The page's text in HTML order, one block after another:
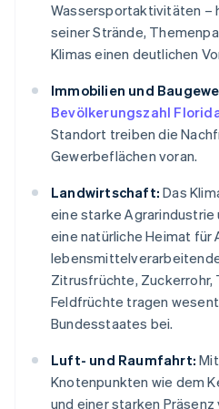
Wassersportaktivitäten –
seiner Strände,
Klimas einen deutlichen
Immobilien und
Bevölkerungszahl
Standort treiben die
Gewerbeflächen voran.
Landwirtschaft: Das
eine starke
eine natürliche Heimat für
Zitrusfrüchte, Zuckerrohr,
Feldfrüchte tragen
Bundesstaates bei.
Luft- und Raumfahrt:
Knotenpunkten wie dem
und einer starken